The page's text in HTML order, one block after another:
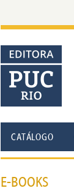
CATÁLOGO
E-BOOKS